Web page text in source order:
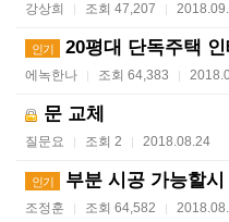
강상희 | 조회 47,207 |
인기 20평대 단독주택
에녹한나 | 조회 64,383 |
문 교체
질문요 | 조회 2 | 2018.08.24
인기 부분 시공 가능할
조정훈 | 조회 64,582 |